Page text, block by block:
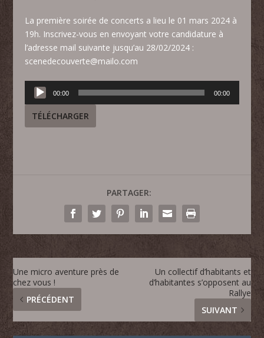
La première soirée de concerts a lieu le 01 mars 2024 à
19h. Inscrivez-vous en envoyant votre candidature à
l’adresse mail suivante jusqu’au 28/02/2024 :
scenedecouverte@mailo.com
Lecteur
audio
00:00 00:00
TÉLÉCHARGER
PARTAGER:
Une micro aventure près de
chez vous !
PRÉCÉDENT
Un collectif d’habitants et
d’habitantes s’opposent au
Rallye
SUIVANT